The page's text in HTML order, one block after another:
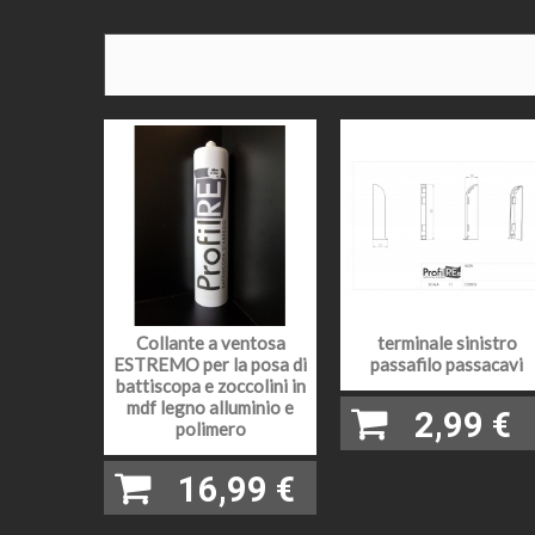
BORDO
Collante a ventosa
ESTREMO per la posa di
battiscopa e zoccolini in
mdf legno alluminio e
polimero
16,99 €
terminale sinistro
passafilo passacavi
2,99 €